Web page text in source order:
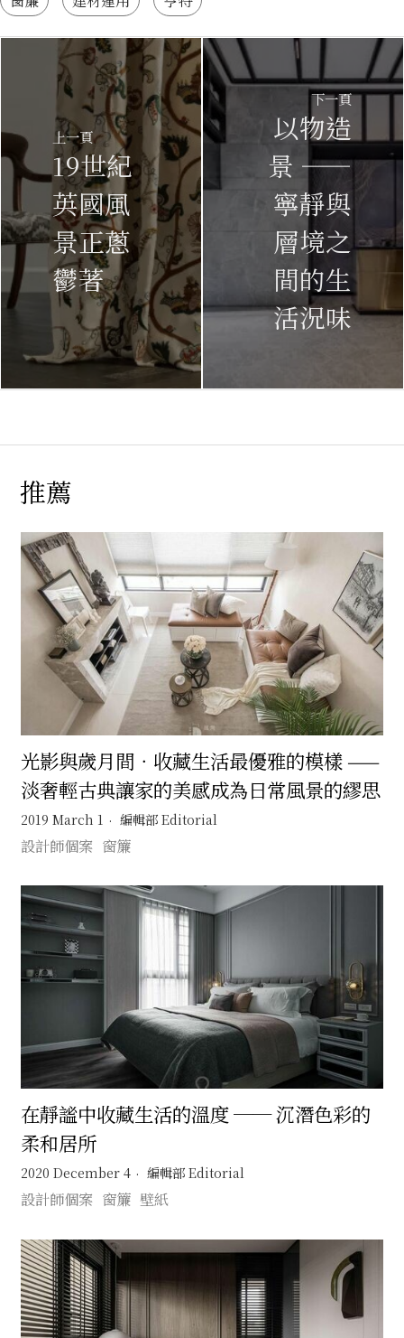
上一頁
19世紀
英國風
景正蔥
鬱著
下一頁
以物造
景 ——
寧靜與
層境之
間的生
活況味
推薦
光影與歲月間．收藏生活最優雅的模樣 ——
淡奢輕古典讓家的美感成為日常風景的繆思
2019 March 1 編輯部 Editorial
設計師個案 窗簾
在靜謐中收藏生活的溫度 ── 沉潛色彩的
柔和居所
2020 December 4 編輯部 Editorial
設計師個案 窗簾 壁紙